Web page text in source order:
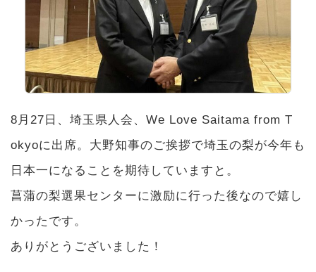
8月27日、埼玉県人会、We Love Saitama from T
okyoに出席。大野知事のご挨拶で埼玉の梨が今年も
日本一になることを期待していますと。
菖蒲の梨選果センターに激励に行った後なので嬉し
かったです。
ありがとうございました！